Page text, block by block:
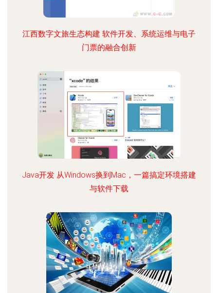
江西数字文旅生态构建 软件开发、系统运维与电子
门票的融合创新
Java开发 从Windows换到Mac，一篇搞定环境搭建
与软件下载